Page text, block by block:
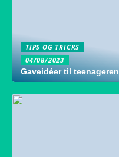
TIPS OG TRICKS
04/08/2023
Gaveidéer til teenageren